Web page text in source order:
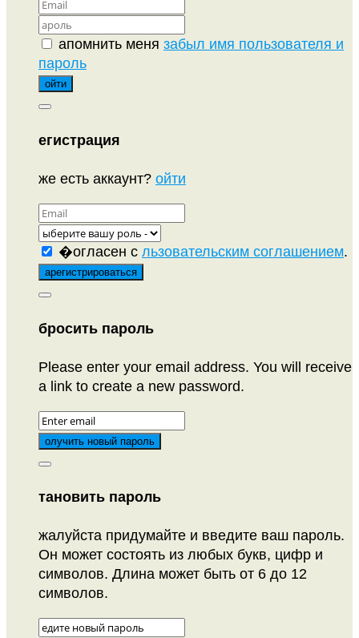
апомнить меня забыл имя пользователя и
пароль
егистрация
же есть аккаунт? ойти
�огласен с льзовательским соглашением.
бросить пароль
Please enter your email address. You will receive
a link to create a new password.
тановить пароль
жалуйста придумайте и введите ваш пароль.
Он может состоять из любых букв, цифр и
символов. Длина может быть от 6 до 12
символов.